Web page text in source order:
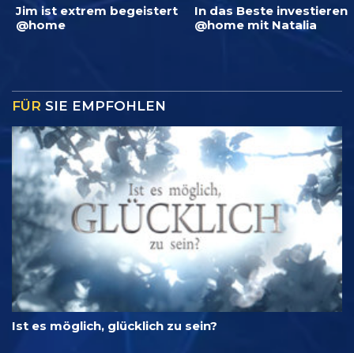
Jim ist extrem begeistert
@home
In das Beste investieren
@home mit Natalia
FÜR SIE EMPFOHLEN
Ist es möglich, glücklich zu sein?